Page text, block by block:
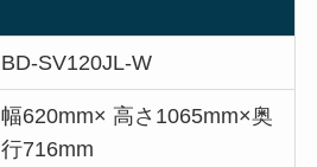
BD-SV120JL-W
幅620mm× 高さ1065mm×奥
行716mm